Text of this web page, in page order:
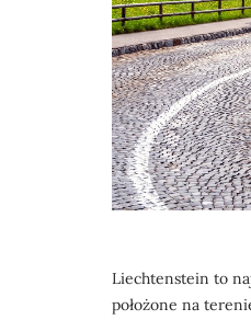
Liechtenstein to
położone na